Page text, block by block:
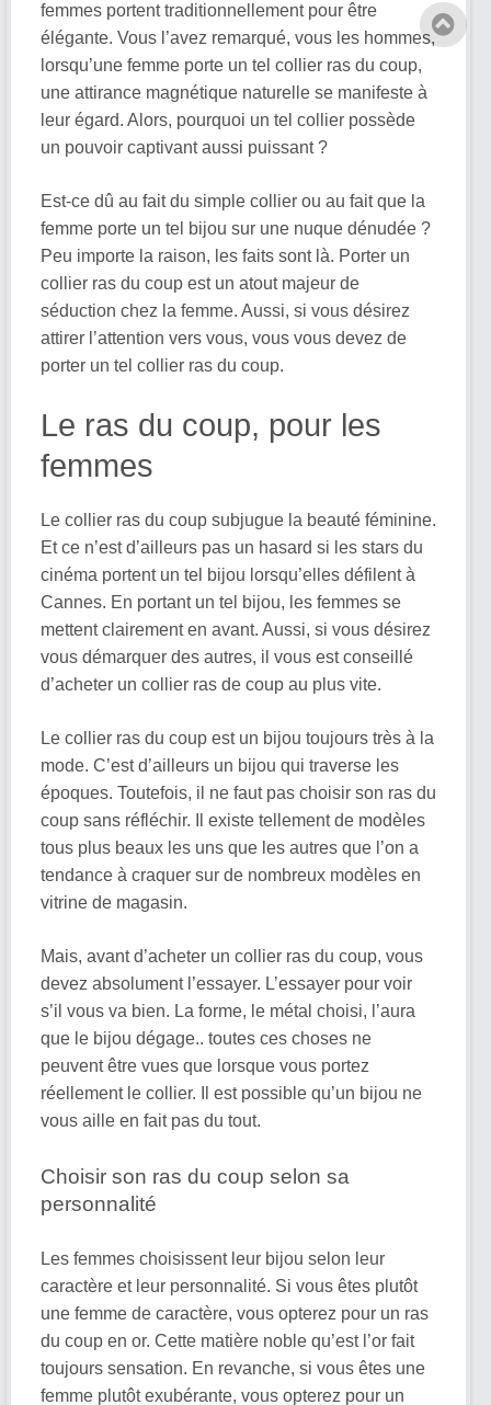
femmes portent traditionnellement pour être
élégante. Vous l’avez remarqué, vous les hommes,
lorsqu’une femme porte un tel collier ras du coup,
une attirance magnétique naturelle se manifeste à
leur égard. Alors, pourquoi un tel collier possède
un pouvoir captivant aussi puissant ?
Est-ce dû au fait du simple collier ou au fait que la
femme porte un tel bijou sur une nuque dénudée ?
Peu importe la raison, les faits sont là. Porter un
collier ras du coup est un atout majeur de
séduction chez la femme. Aussi, si vous désirez
attirer l’attention vers vous, vous vous devez de
porter un tel collier ras du coup.
Le ras du coup, pour les
femmes
Le collier ras du coup subjugue la beauté féminine.
Et ce n’est d’ailleurs pas un hasard si les stars du
cinéma portent un tel bijou lorsqu’elles défilent à
Cannes. En portant un tel bijou, les femmes se
mettent clairement en avant. Aussi, si vous désirez
vous démarquer des autres, il vous est conseillé
d’acheter un collier ras de coup au plus vite.
Le collier ras du coup est un bijou toujours très à la
mode. C’est d’ailleurs un bijou qui traverse les
époques. Toutefois, il ne faut pas choisir son ras du
coup sans réfléchir. Il existe tellement de modèles
tous plus beaux les uns que les autres que l’on a
tendance à craquer sur de nombreux modèles en
vitrine de magasin.
Mais, avant d’acheter un collier ras du coup, vous
devez absolument l’essayer. L’essayer pour voir
s’il vous va bien. La forme, le métal choisi, l’aura
que le bijou dégage.. toutes ces choses ne
peuvent être vues que lorsque vous portez
réellement le collier. Il est possible qu’un bijou ne
vous aille en fait pas du tout.
Choisir son ras du coup selon sa
personnalité
Les femmes choisissent leur bijou selon leur
caractère et leur personnalité. Si vous êtes plutôt
une femme de caractère, vous opterez pour un ras
du coup en or. Cette matière noble qu’est l’or fait
toujours sensation. En revanche, si vous êtes une
femme plutôt exubérante, vous opterez pour un